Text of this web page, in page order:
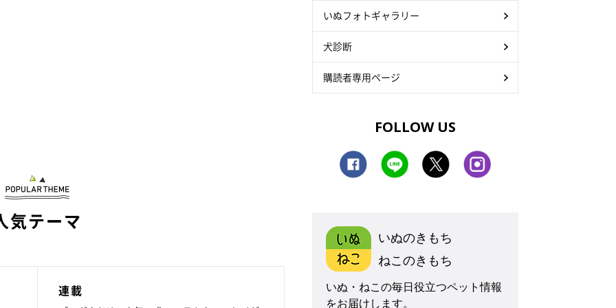
気テーマ
連載
いぬフォトギャラリー
犬診断
購読者専用ページ
FOLLOW US
いぬのきもち
ねこのきもち
いぬ・ねこの毎日役立つペット情報
をお届けします。